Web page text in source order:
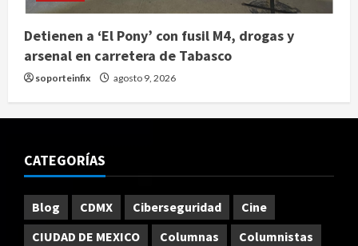
Detienen a ‘El Pony’ con fusil M4, drogas y
arsenal en carretera de Tabasco
soporteinfix agosto 9, 2026
CATEGORÍAS
Blog CDMX Ciberseguridad
Cine
CIUDAD DE MEXICO
Columnas
Columnistas